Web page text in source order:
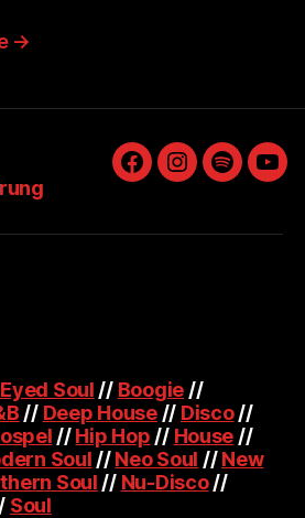
→
FacebookInstagram
Spotify
Soul // Boogie //
// Deep House// Disco//
//Hip Hop // House //
Soul //Neo Soul //New
Soul // Nu-Disco//
Soul